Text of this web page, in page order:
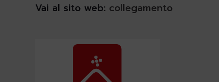
Vai al sito web: collegamento